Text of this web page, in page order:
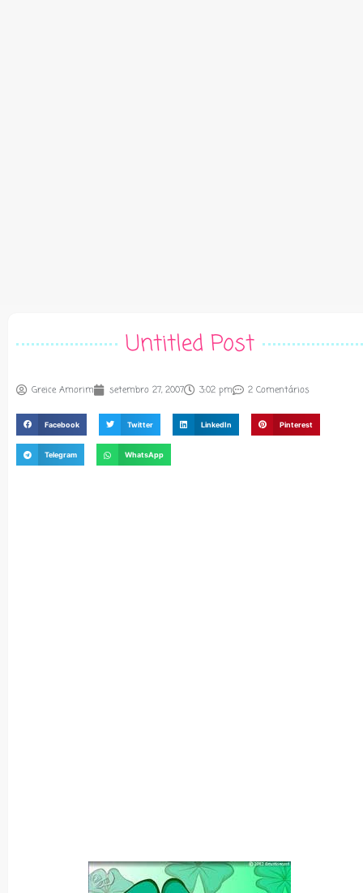
Untitled Post
Greice Amorim setembro 27, 2007 3:02 pm 2 Comentários
Facebook Twitter LinkedIn Pinterest
Telegram WhatsApp